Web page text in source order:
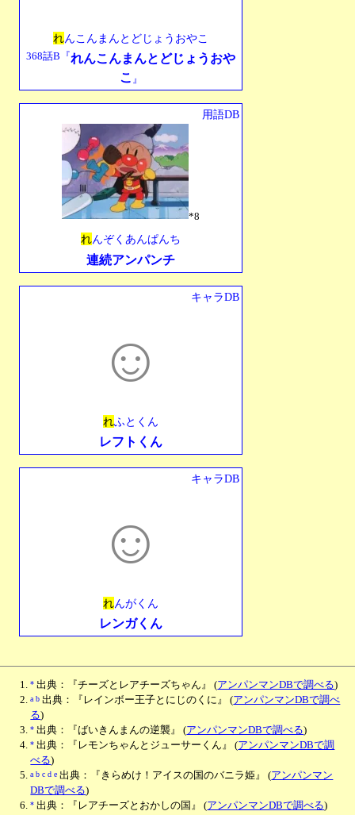
れんこんまんとどじょうおやこ
368話B『 れんこんまんとどじょうおや
こ 』
用語DB
*8
れんぞくあんぱんち
連続アンパンチ
キャラDB
☺︎
れふとくん
レフトくん
キャラDB
☺︎
れんがくん
レンガくん
* 出典：『チーズとレアチーズちゃん』(アンパンマンDBで調べる)
a b 出典：『レインボー王子とにじのくに』(アンパンマンDBで調べ
る)
* 出典：『ばいきんまんの逆襲』(アンパンマンDBで調べる)
* 出典：『レモンちゃんとジューサーくん』(アンパンマンDBで調
べる)
a b c d e 出典：『きらめけ！アイスの国のバニラ姫』(アンパンマン
DBで調べる)
* 出典：『レアチーズとおかしの国』(アンパンマンDBで調べる)